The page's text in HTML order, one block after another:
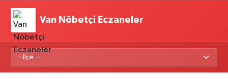
Van Nöbetçi Eczaneler